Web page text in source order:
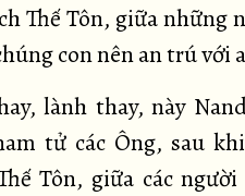
Thế Tôn, giữa
con nên an trú với
lành thay, này
tử các Ông, sau
Tôn, giữa các